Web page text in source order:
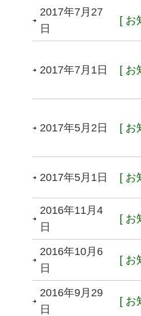
2017年7月27
日
[ お
2017年7月1日 [ お
2017年5月2日 [ お
2017年5月1日 [ お
2016年11月4
日
[ お
2016年10月6
日
[ お
2016年9月29
日
[ お